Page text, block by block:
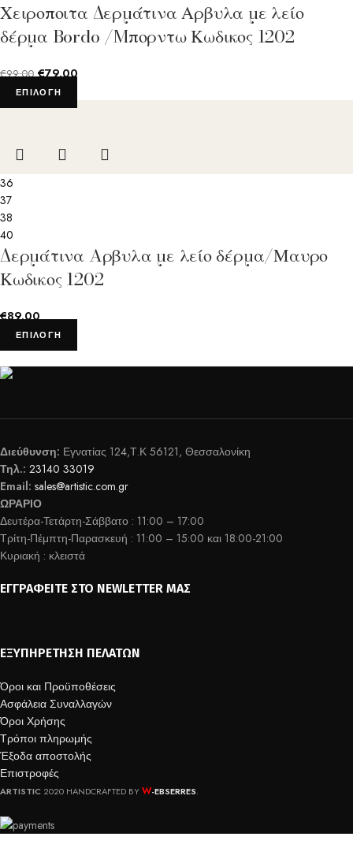
Χειροποιτα Δερμάτινα Αρβυλα με λείο
δέρμα Bordo /Mπορντω Κωδικος 1202
€99.00 €79.00
ΕΠΙΛΟΓΉ
36
37
38
40
Δερμάτινα Aρβυλα με λείο δέρμα/Μαυρο
Κωδικος 1202
€89.00
ΕΠΙΛΟΓΉ
Διεύθυνση: Εγνατίας 124,Τ.Κ 56121, Θεσσαλονίκη
Τηλ.: 23140 33019
Email: sales@artistic.com.gr
ΩΡΑΡΙΟ
Δευτέρα-Τετάρτη-Σάββατο : 11:00 – 17:00
Τρίτη-Πέμπτη-Παρασκευή : 11:00 – 15:00 και 18:00-21:00
Κυριακή : κλειστά
ΕΓΓΡΑΦΕΊΤΕ ΣΤΟ NEWLETTER ΜΑΣ
ΕΞΥΠΗΡΈΤΗΣΗ ΠΕΛΑΤΏΝ
Όροι και Προϋποθέσεις
Ασφάλεια Συναλλαγών
Όροι Χρήσης
Τρόποι πληρωμής
Έξοδα αποστολής
Επιστροφές
ARTISTIC 2020 HANDCRAFTED BYW-EBSERRES.